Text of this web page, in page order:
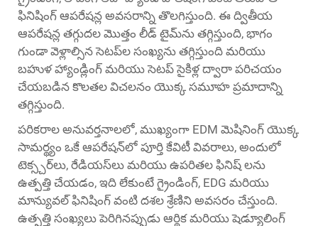
ఫినిషింగ్ ఆపరేషన్ల అవసరాన్ని తొలగిస్తుంది. ఈ ద్వితీయ
ఆపరేషన్ల తగ్గుదల మొత్తం లీడ్ టైమ్‌ను తగ్గిస్తుంది, భాగం
గుండా వెళ్లాల్సిన సెటప్‌ల సంఖ్యను తగ్గిస్తుంది మరియు
బహుళ హ్యాండ్లింగ్ మరియు సెటప్ సైకిళ్ల ద్వారా పరిచయం
చేయబడిన కొలతల విచలనం యొక్క సమూహ ప్రమాదాన్ని
తగ్గిస్తుంది.
పరికరాల అనువర్తనాలలో, ముఖ్యంగా EDM మెషినింగ్ యొక్క
సామర్థ్యం ఒకే ఆపరేషన్‌లో పూర్తి కేవిటీ వివరాలు, అందులో
టెక్స్చర్‌లు, రేడియస్‌లు మరియు ఉపరితల ఫినిష్ లను
ఉత్పత్తి చేయడం, ఇది లేకుంటే గ్రైండింగ్, EDG మరియు
మాన్యువల్ ఫినిషింగ్ వంటి దశల శ్రేణిని అవసరం చేస్తుంది.
ఉత్పత్తి సంఖ్యలు పెరిగినప్పుడు ఆర్థిక మరియు షెడ్యూలింగ్